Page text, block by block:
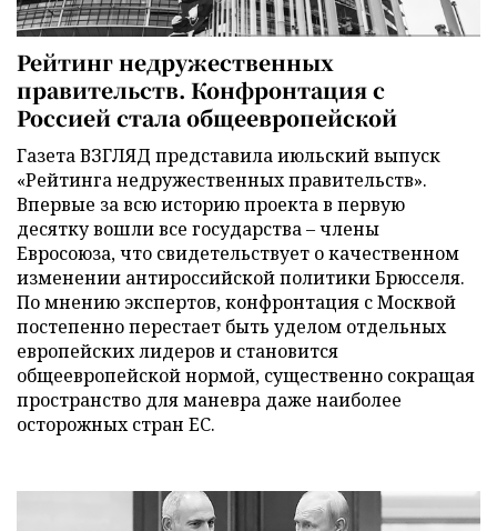
Рейтинг недружественных
правительств. Конфронтация с
Россией стала общеевропейской
Газета ВЗГЛЯД представила июльский выпуск
«Рейтинга недружественных правительств».
Впервые за всю историю проекта в первую
десятку вошли все государства – члены
Евросоюза, что свидетельствует о качественном
изменении антироссийской политики Брюсселя.
По мнению экспертов, конфронтация с Москвой
постепенно перестает быть уделом отдельных
европейских лидеров и становится
общеевропейской нормой, существенно сокращая
пространство для маневра даже наиболее
осторожных стран ЕС.